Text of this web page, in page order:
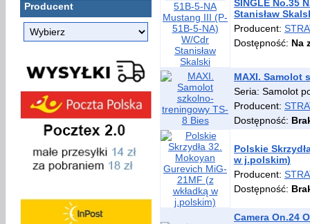
Producent
SINGLE No.35
Stanisław
Producent:
Dostępność: Na
MAXI. Samolot
Seria: Samolot
Producent:
Dostępność:
Polskie
w j.polskim)
Producent:
Dostępność:
Camera On.24